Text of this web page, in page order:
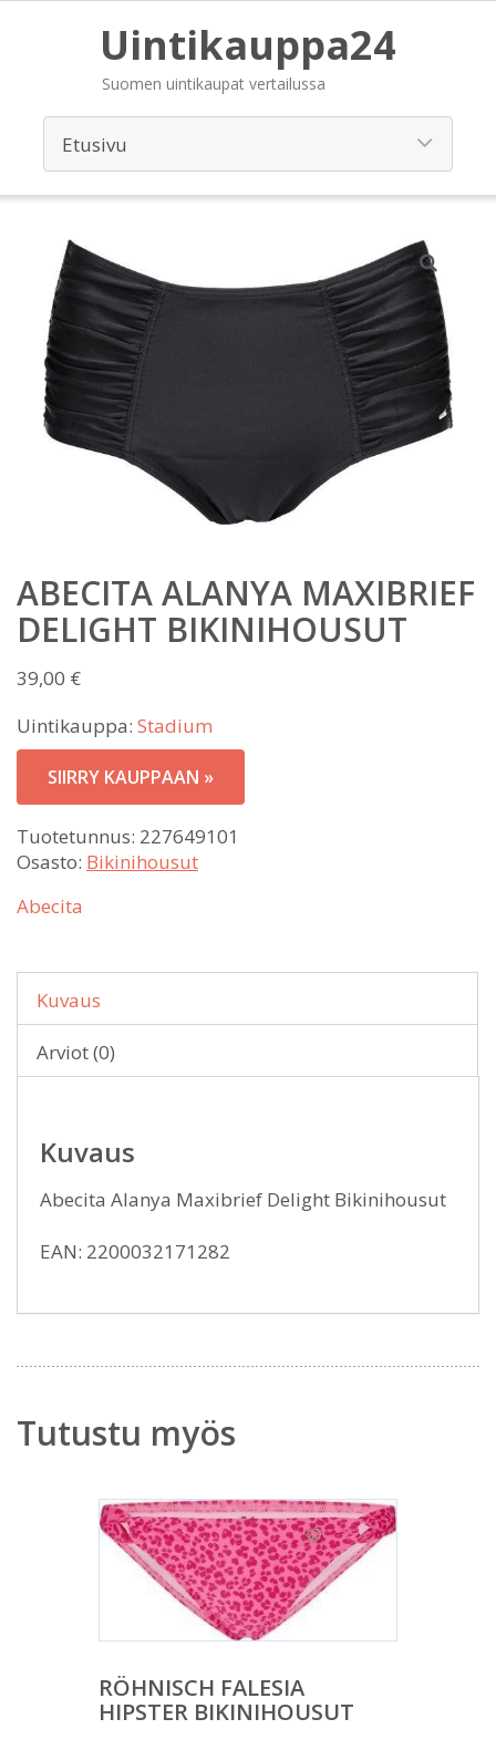
Uintikauppa24
Suomen uintikaupat vertailussa
ABECITA ALANYA MAXIBRIEF
DELIGHT BIKINIHOUSUT
39,00 €
Uintikauppa: Stadium
SIIRRY KAUPPAAN »
Tuotetunnus: 227649101
Osasto: Bikinihousut
Abecita
Kuvaus
Arviot (0)
Kuvaus
Abecita Alanya Maxibrief Delight Bikinihousut
EAN: 2200032171282
Tutustu myös
RÖHNISCH FALESIA
HIPSTER BIKINIHOUSUT